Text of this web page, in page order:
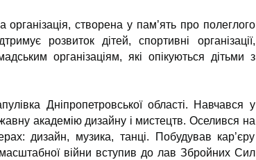
організація, створена у пам’ять про полеглого
розвиток дітей, спортивні організації,
організаціям, які опікуються дітьми з
Дніпропетровської області. Навчався у
академію дизайну і мистецтв. Оселився на
дизайн, музика, танці. Побудував кар’єру
війни вступив до лав Збройних Сил